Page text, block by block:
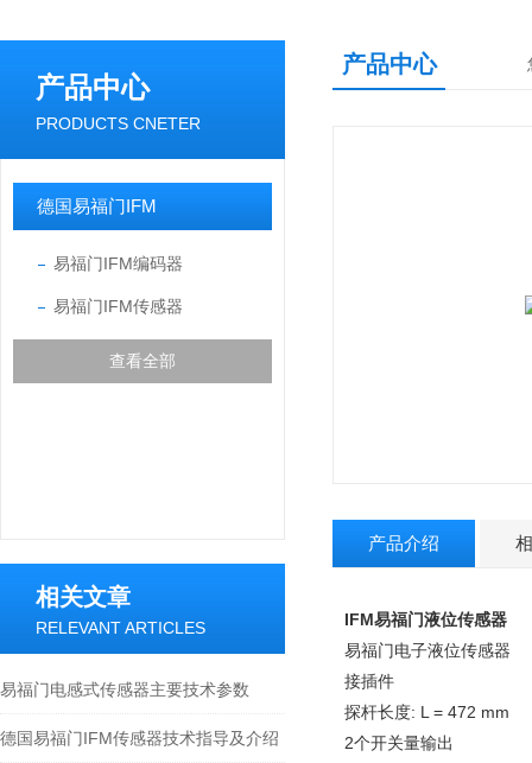
产品中心
PRODUCTS CNETER
德国易福门IFM
易福门IFM编码器
易福门IFM传感器
查看全部
相关文章
RELEVANT ARTICLES
易福门电感式传感器主要技术参数
德国易福门IFM传感器技术指导及介绍
产品中心
产品介绍
IFM易福门液位传感器
易福门电子液位传感器
接插件
探杆长度: L = 472 mm
2个开关量输出